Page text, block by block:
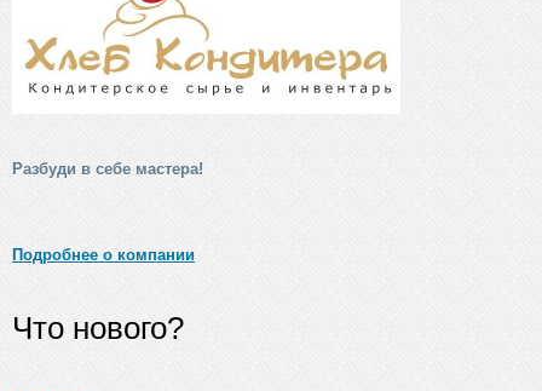
Разбуди в себе мастера!
Подробнее о компании
Что нового?